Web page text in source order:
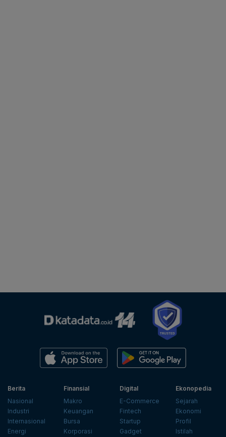
Berita
Nasional
Industri
Internasional
Energi
Finansial
Makro
Keuangan
Bursa
Korporasi
Digital
E-Commerce
Fintech
Startup
Gadget
Ekonopedia
Sejarah
Ekonomi
Profil
Istilah